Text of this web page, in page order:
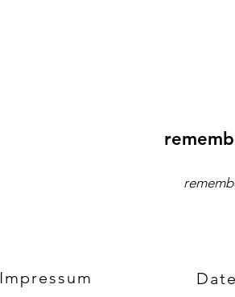
Impressum